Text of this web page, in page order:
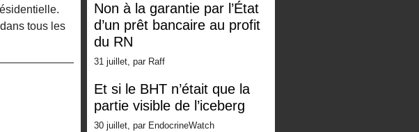
tous les
Non à la garantie par l’État
d’un prêt bancaire au profit
du RN
31 juillet, par Raff
Et si le BHT n’était que la
partie visible de l’iceberg
30 juillet, par EndocrineWatch